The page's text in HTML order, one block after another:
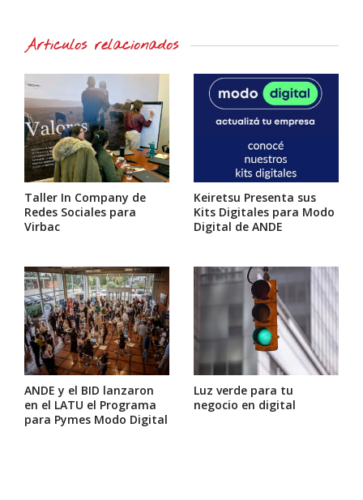
Artículos relacionados
Taller In Company de
Redes Sociales para
Virbac
Keiretsu Presenta sus
Kits Digitales para Modo
Digital de ANDE
ANDE y el BID lanzaron
en el LATU el Programa
para Pymes Modo Digital
Luz verde para tu
negocio en digital